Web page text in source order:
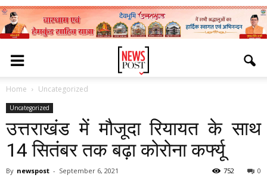
Home Uncategorized
Uncategorized
उत्तराखंड में मौजूदा रियायत के साथ
14 सितंबर तक बढ़ा कोरोना कर्फ्यू
By newspost - September 6, 2021 0
752